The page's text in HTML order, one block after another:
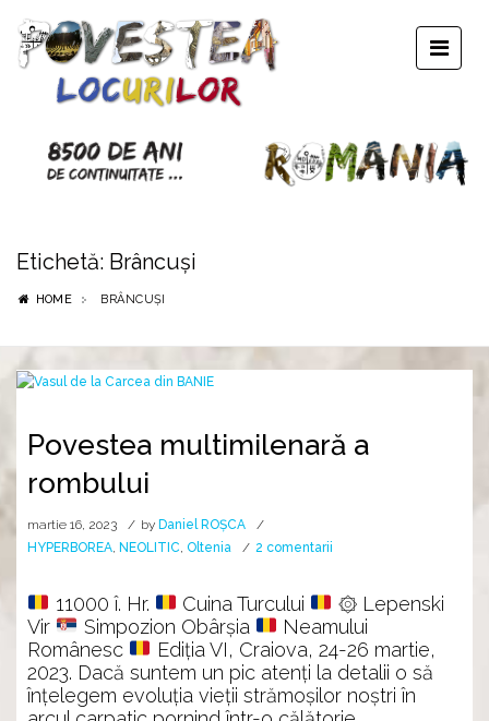
Etichetă: Brâncuşi
HOME BRÂNCUŞI
Povestea multimilenară a
rombului
martie 16, 2023 by Daniel ROȘCA
HYPERBOREA NEOLITIC Oltenia 2 comentarii
multimilenară
rombului
11000 î. Hr. Cuina Turcului
۞ Lepenski
Vir
Simpozion Obârșia
Neamului
Românesc
Ediția VI, Craiova, 24-26 martie,
2023. Dacă suntem un pic atenți la detalii o să
înțelegem evoluția vieții strămoșilor noștri în